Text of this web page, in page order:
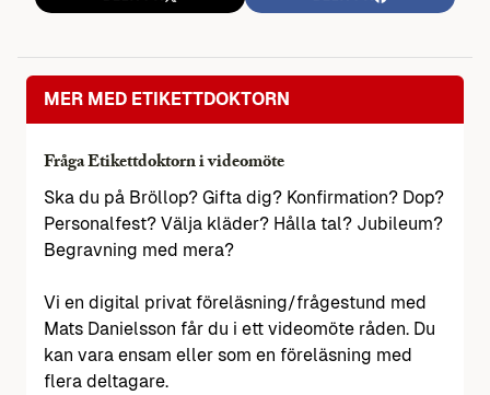
MER MED ETIKETTDOKTORN
Fråga Etikettdoktorn i videomöte
Ska du på Bröllop? Gifta dig? Konfirmation? Dop?
Personalfest? Välja kläder? Hålla tal? Jubileum?
Begravning med mera?
Vi en digital privat föreläsning/frågestund med
Mats Danielsson får du i ett videomöte råden. Du
kan vara ensam eller som en föreläsning med
flera deltagare.